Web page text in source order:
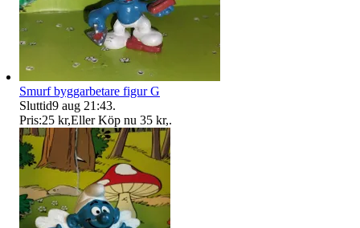
Smurf byggarbetare figur G
Sluttid9 aug 21:43.
Pris:25 kr,Eller Köp nu 35 kr,.